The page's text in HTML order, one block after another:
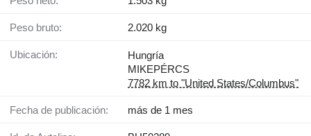
Peso bruto: 2.020 kg
Ubicación:
Hungría
MIKEPÉRCS
7782 km to "United States/Columbus"
Fecha de publicación: más de 1 mes